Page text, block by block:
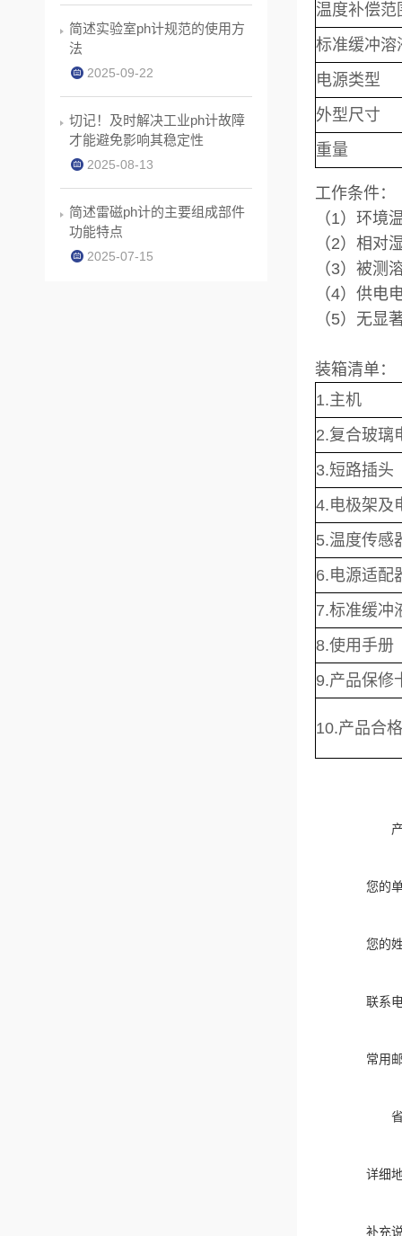
温度补偿范
标准缓冲溶
电源类型
外型尺寸
重量
工作条件：
（1）环境
（2）相对
（3）被测
（4）供电
（5）无显
装箱清单：
1.
2.
3.短路插
4.电极
5.温度
6.
7.标准缓冲
8.
9.
10.
您的
您的
联系
常用
详细
补充
简述实验室ph计规范的使用方
法
2025-09-22
切记！及时解决工业ph计故障
才能避免影响其稳定性
2025-08-13
简述雷磁ph计的主要组成部件
功能特点
2025-07-15